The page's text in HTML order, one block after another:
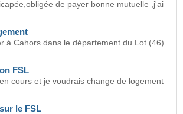
de payer bonne mutuelle ,j'ai
à Cahors dans le département du Lot (46).
FSL
cours et je voudrais change de logement
le FSL